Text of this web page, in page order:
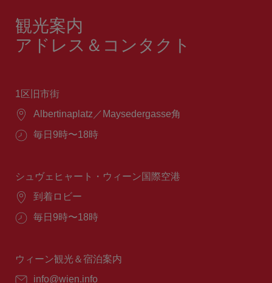
観光案内
アドレス＆コンタクト
1区旧市街
場
Albertinaplatz／Maysedergasse角
営
間：
毎日9時〜18時
シュヴェヒャート・ウィーン国際空港
場
到着ロビー
営
間：
毎日9時〜18時
ウィーン観光＆宿泊案内
E
info@wien.info